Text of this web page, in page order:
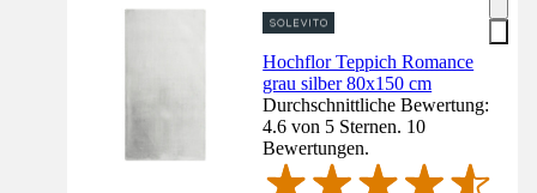
Hochflor Teppich Romance
grau silber 80x150 cm
Durchschnittliche Bewertung:
4.6 von 5 Sternen. 10
Bewertungen.